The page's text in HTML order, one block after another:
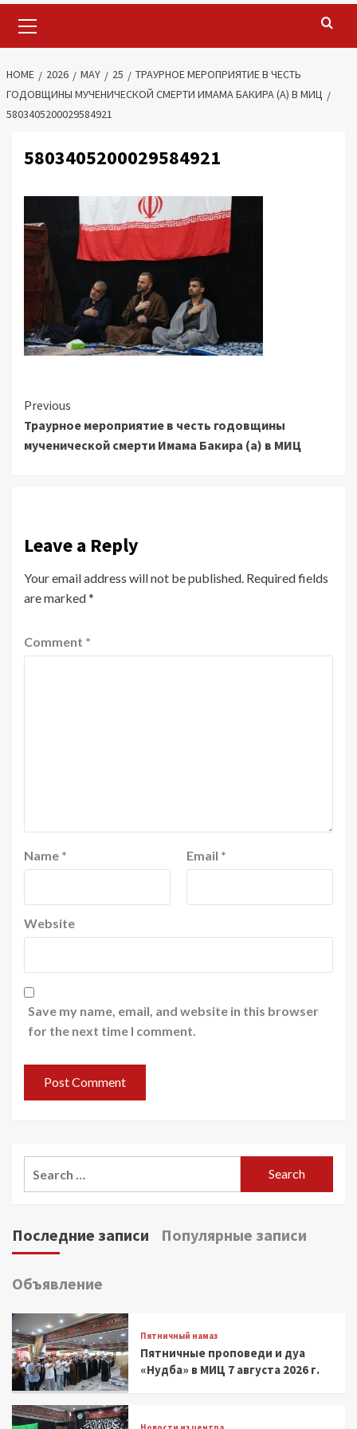
Menu
HOME 2026 MAY 25
ТРАУРНОЕ МЕРОПРИЯТИЕ В ЧЕСТЬ
ГОДОВЩИНЫ МУЧЕНИЧЕСКОЙ СМЕРТИ ИМАМА БАКИРА (А) В МИЦ
5803405200029584921
5803405200029584921
Continue
Reading
Previous
Траурное мероприятие в честь годовщины
мученической смерти Имама Бакира (а) в МИЦ
Leave a Reply
Your email address will not be published. Required fields
are marked*
Comment *
Name * Email *
Website
Save my name, email, and website in this browser
for the next time I comment.
Последние записи Популярные записи
Объявление
Пятничный намаз
Пятничные проповеди и дуа
«Нудба» в МИЦ 7 августа 2026 г.